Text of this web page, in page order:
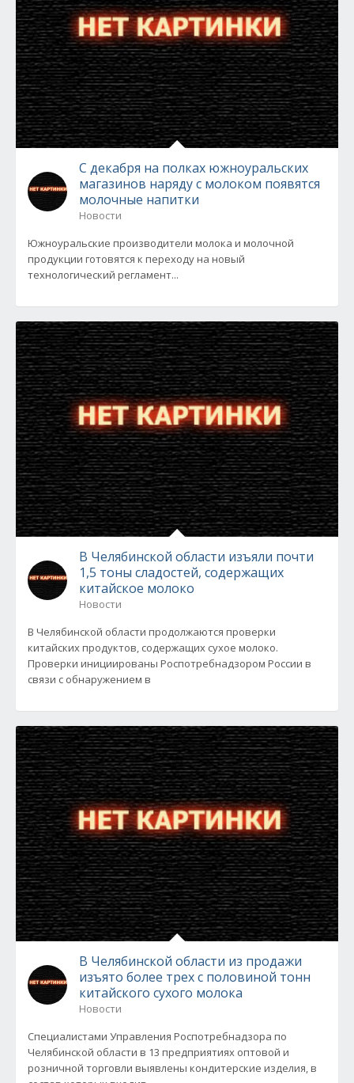
С декабря на полках южноуральских
магазинов наряду с молоком появятся
молочные напитки
Новости
Южноуральские производители молока и молочной
продукции готовятся к переходу на новый
технологический регламент...
В Челябинской области изъяли почти
1,5 тоны сладостей, содержащих
китайское молоко
Новости
В Челябинской области продолжаются проверки
китайских продуктов, содержащих сухое молоко.
Проверки инициированы Роспотребнадзором России в
связи с обнаружением в
В Челябинской области из продажи
изъято более трех с половиной тонн
китайского сухого молока
Новости
Специалистами Управления Роспотребнадзора по
Челябинской области в 13 предприятиях оптовой и
розничной торговли выявлены кондитерские изделия, в